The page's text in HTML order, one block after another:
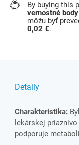
By buying this
vernostné body
môžu byť
0,02 €.
Detaily
Charakteristika:
lekárskej
podporuje